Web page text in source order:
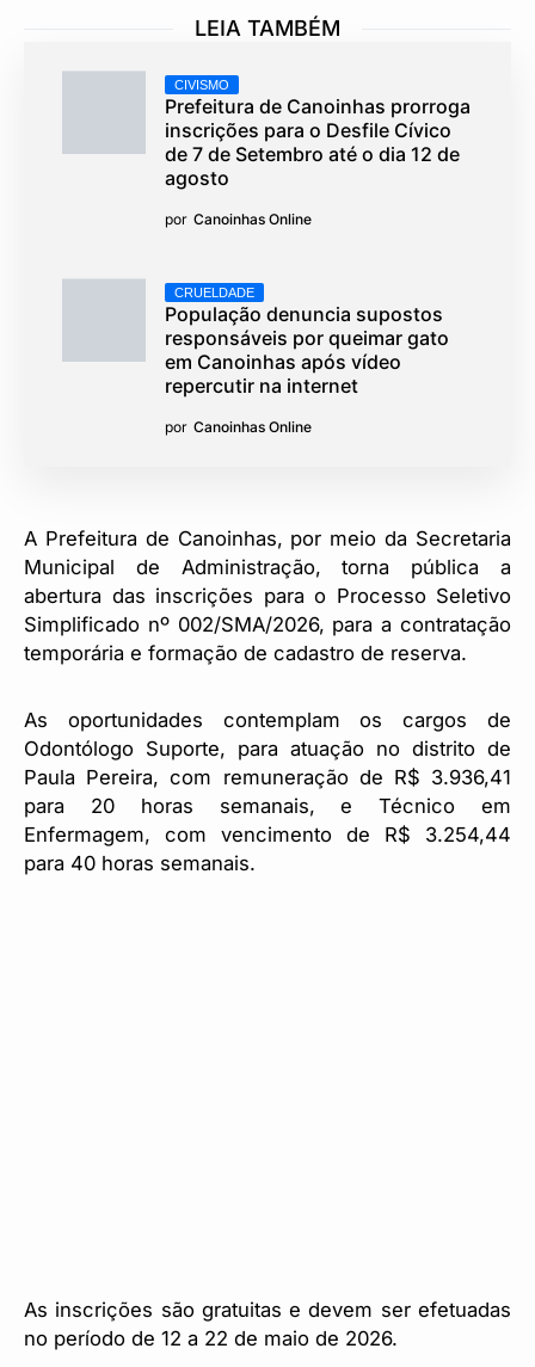
LEIA TAMBÉM
CIVISMO
Prefeitura de Canoinhas prorroga
inscrições para o Desfile Cívico
de 7 de Setembro até o dia 12 de
agosto
por Canoinhas Online
CRUELDADE
População denuncia supostos
responsáveis por queimar gato
em Canoinhas após vídeo
repercutir na internet
por Canoinhas Online
A Prefeitura de Canoinhas, por meio da Secretaria
Municipal de Administração, torna pública a
abertura das inscrições para o Processo Seletivo
Simplificado nº 002/SMA/2026, para a contratação
temporária e formação de cadastro de reserva.
As oportunidades contemplam os cargos de
Odontólogo Suporte, para atuação no distrito de
Paula Pereira, com remuneração de R$ 3.936,41
para 20 horas semanais, e Técnico em
Enfermagem, com vencimento de R$ 3.254,44
para 40 horas semanais.
As inscrições são gratuitas e devem ser efetuadas
no período de 12 a 22 de maio de 2026.